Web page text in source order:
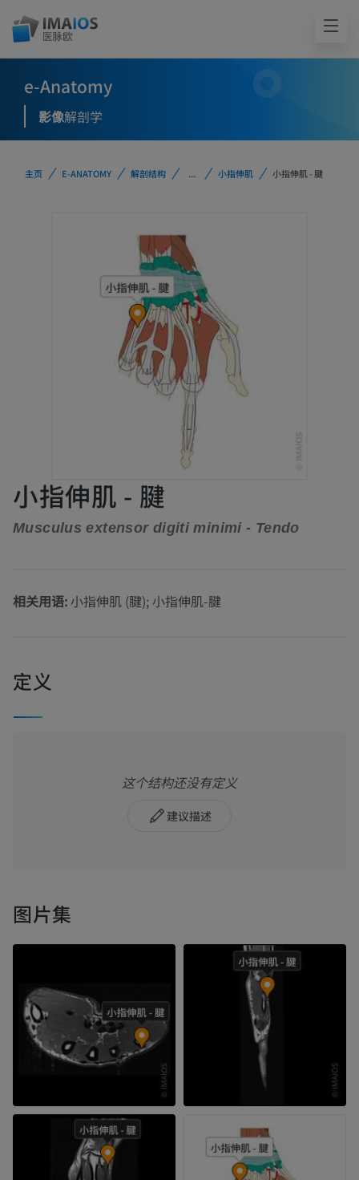
e-Anatomy
影像解剖学
主页 E-ANATOMY 解剖结构 ... 小指伸肌 小指伸肌 - 腱
小指伸肌 - 腱
Musculus extensor digiti minimi - Tendo
相关用语: 小指伸肌 (腱); 小指伸肌-腱
定义
这个结构还没有定义
建议描述
图片集